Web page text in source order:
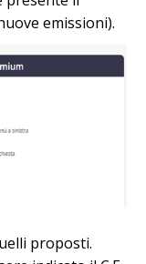
emissioni).
proposti.